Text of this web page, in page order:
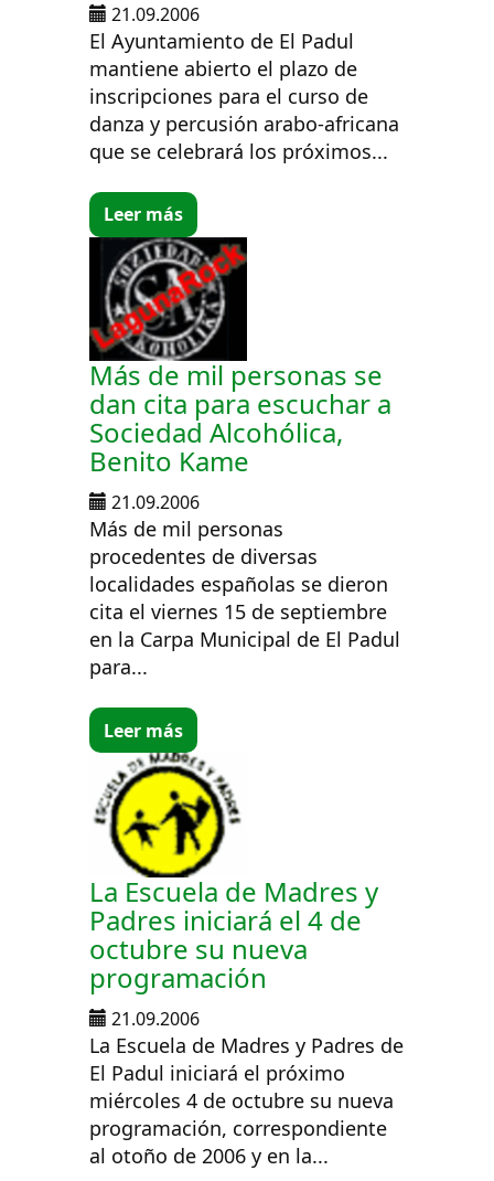
21.09.2006
El Ayuntamiento de El Padul
mantiene abierto el plazo de
inscripciones para el curso de
danza y percusión arabo-africana
que se celebrará los próximos...
Leer más
Más de mil personas se
dan cita para escuchar a
Sociedad Alcohólica,
Benito Kame
21.09.2006
Más de mil personas
procedentes de diversas
localidades españolas se dieron
cita el viernes 15 de septiembre
en la Carpa Municipal de El Padul
para...
Leer más
La Escuela de Madres y
Padres iniciará el 4 de
octubre su nueva
programación
21.09.2006
La Escuela de Madres y Padres de
El Padul iniciará el próximo
miércoles 4 de octubre su nueva
programación, correspondiente
al otoño de 2006 y en la...